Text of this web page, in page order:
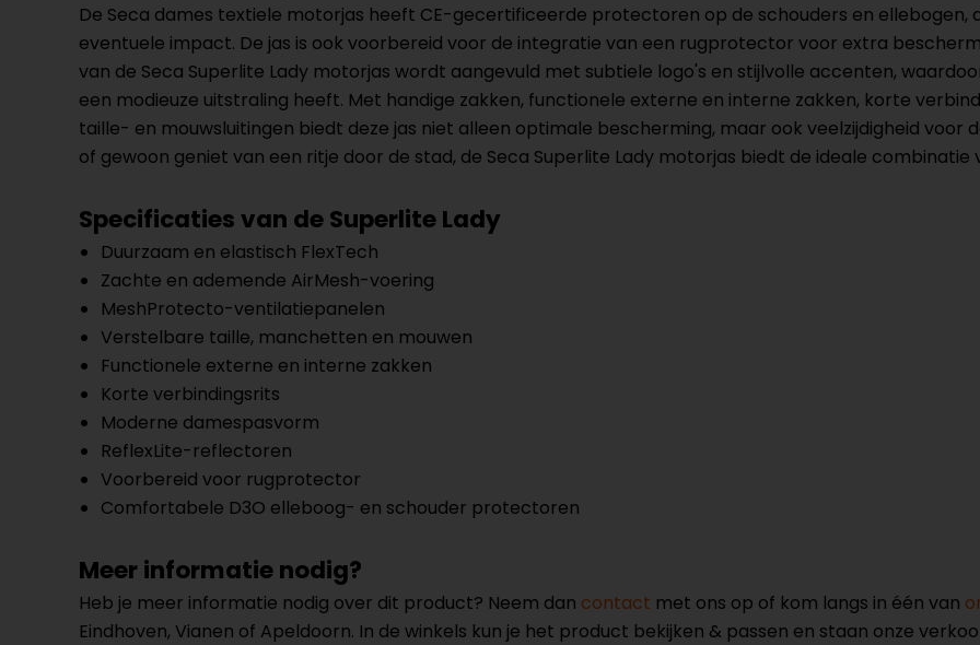
De Seca dames textiele motorjas heeft CE-gecertificeerde protectoren op de schouders en ellebogen,
eventuele impact. De jas is ook voorbereid voor de integratie van een rugprotector voor extra
van de Seca Superlite Lady motorjas wordt aangevuld met subtiele logo's en stijlvolle accenten,
een modieuze uitstraling heeft. Met handige zakken, functionele externe en interne zakken, korte
taille- en mouwsluitingen biedt deze jas niet alleen optimale bescherming, maar ook veelzijdigheid voor
of gewoon geniet van een ritje door de stad, de Seca Superlite Lady motorjas biedt de ideale
Specificaties van de Superlite Lady
Duurzaam en elastisch FlexTech
Zachte en ademende AirMesh-voering
MeshProtecto-ventilatiepanelen
Verstelbare taille, manchetten en mouwen
Functionele externe en interne zakken
Korte verbindingsrits
Moderne damespasvorm
ReflexLite-reflectoren
Voorbereid voor rugprotector
Comfortabele D3O elleboog- en schouder protectoren
Meer informatie nodig?
Heb je meer informatie nodig over dit product? Neem dan contact met ons op of kom langs in één van
Eindhoven, Vianen of Apeldoorn. In de winkels kun je het product bekijken & passen en staan onze